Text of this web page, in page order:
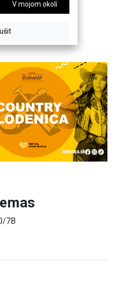
V mojom okolí
Next
7B